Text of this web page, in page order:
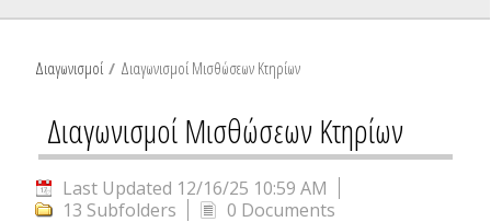
Διαγωνισμοί / Διαγωνισμοί Μισθώσεων Κτηρίων
Διαγωνισμοί Μισθώσεων Κτηρίων
Last Updated 12/16/25 10:59 AM
13 Subfolders
0 Documents